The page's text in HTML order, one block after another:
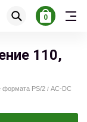
0
110,
PS/2 / AC-DС